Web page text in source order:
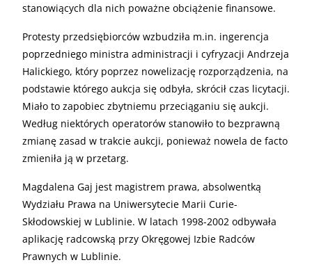
stanowiących dla nich poważne obciążenie finansowe.
Protesty przedsiębiorców wzbudziła m.in. ingerencja
poprzedniego ministra administracji i cyfryzacji Andrzeja
Halickiego, który poprzez nowelizację rozporządzenia, na
podstawie którego aukcja się odbyła, skrócił czas licytacji.
Miało to zapobiec zbytniemu przeciąganiu się aukcji.
Według niektórych operatorów stanowiło to bezprawną
zmianę zasad w trakcie aukcji, ponieważ nowela de facto
zmieniła ją w przetarg.
Magdalena Gaj jest magistrem prawa, absolwentką
Wydziału Prawa na Uniwersytecie Marii Curie-
Skłodowskiej w Lublinie. W latach 1998-2002 odbywała
aplikację radcowską przy Okręgowej Izbie Radców
Prawnych w Lublinie.